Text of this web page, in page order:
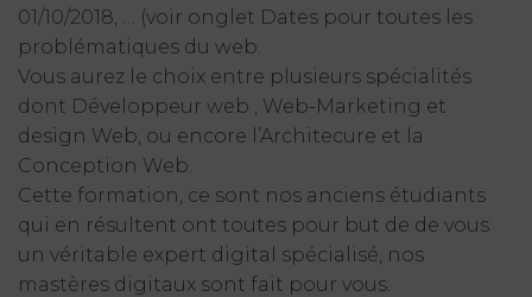
01/10/2018, … (voir onglet Dates pour toutes les
problématiques du web.
Vous aurez le choix entre plusieurs spécialités
dont Développeur web , Web-Marketing et
design Web, ou encore l’Architecure et la
Conception Web.
Cette formation, ce sont nos anciens étudiants
qui en résultent ont toutes pour but de de vous
un véritable expert digital spécialisé, nos
mastères digitaux sont fait pour vous.